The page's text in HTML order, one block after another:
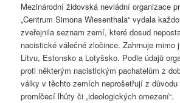
Mezinárodní židovská nevládní organizace
„Centrum Simona Wiesenthala“ vydala
zveřejnila seznam zemí, které dosud
nacistické válečné zločince. Zahrnuje mimo
Litvu, Estonsko a Lotyšsko. Podle údajů
proti některým nacistickým pachatelům z
války v těchto zemích neprošetřují z
promlčecí lhůty či „ideologických omezení“.